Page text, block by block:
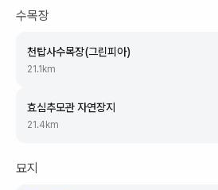
수목장
천탑사수목장(그린피아)
21.1 km
효심추모관 자연장지
21.4 km
묘지